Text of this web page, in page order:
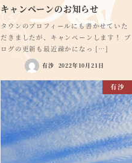
キャンペーンのお知らせ
タウンのプロフィールにも書かせていた
だきましたが、キャンペーンします！ ブ
ログの更新も最近疎かになっ […]
有沙 2022年10月21日
有沙